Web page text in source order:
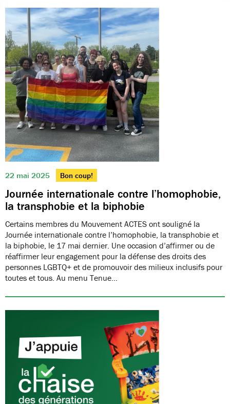
22 mai 2025 Bon coup!
Journée internationale contre l’homophobie,
la transphobie et la biphobie
Certains membres du Mouvement ACTES ont souligné la
Journée internationale contre l’homophobie, la transphobie et
la biphobie, le 17 mai dernier. Une occasion d’affirmer ou de
réaffirmer leur engagement pour la défense des droits des
personnes LGBTQ+ et de promouvoir des milieux inclusifs pour
toutes et tous. Au menu Tenue…